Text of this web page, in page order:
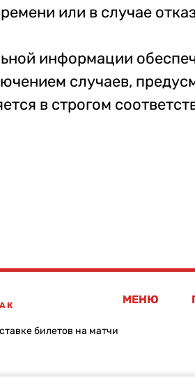
или в случае
информации
случаев,
в строгом
билетов на матчи
МЕНЮ